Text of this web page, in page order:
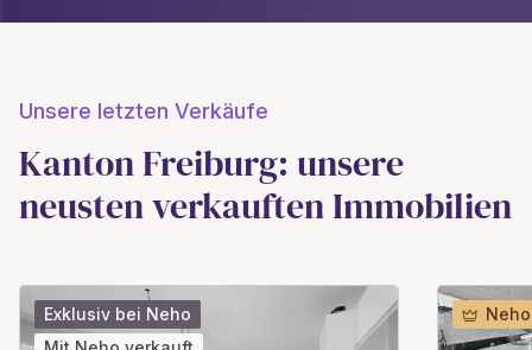
Unsere letzten Verkäufe
Kanton Freiburg: unsere
neusten verkauften Immobilien
Exklusiv bei Neho